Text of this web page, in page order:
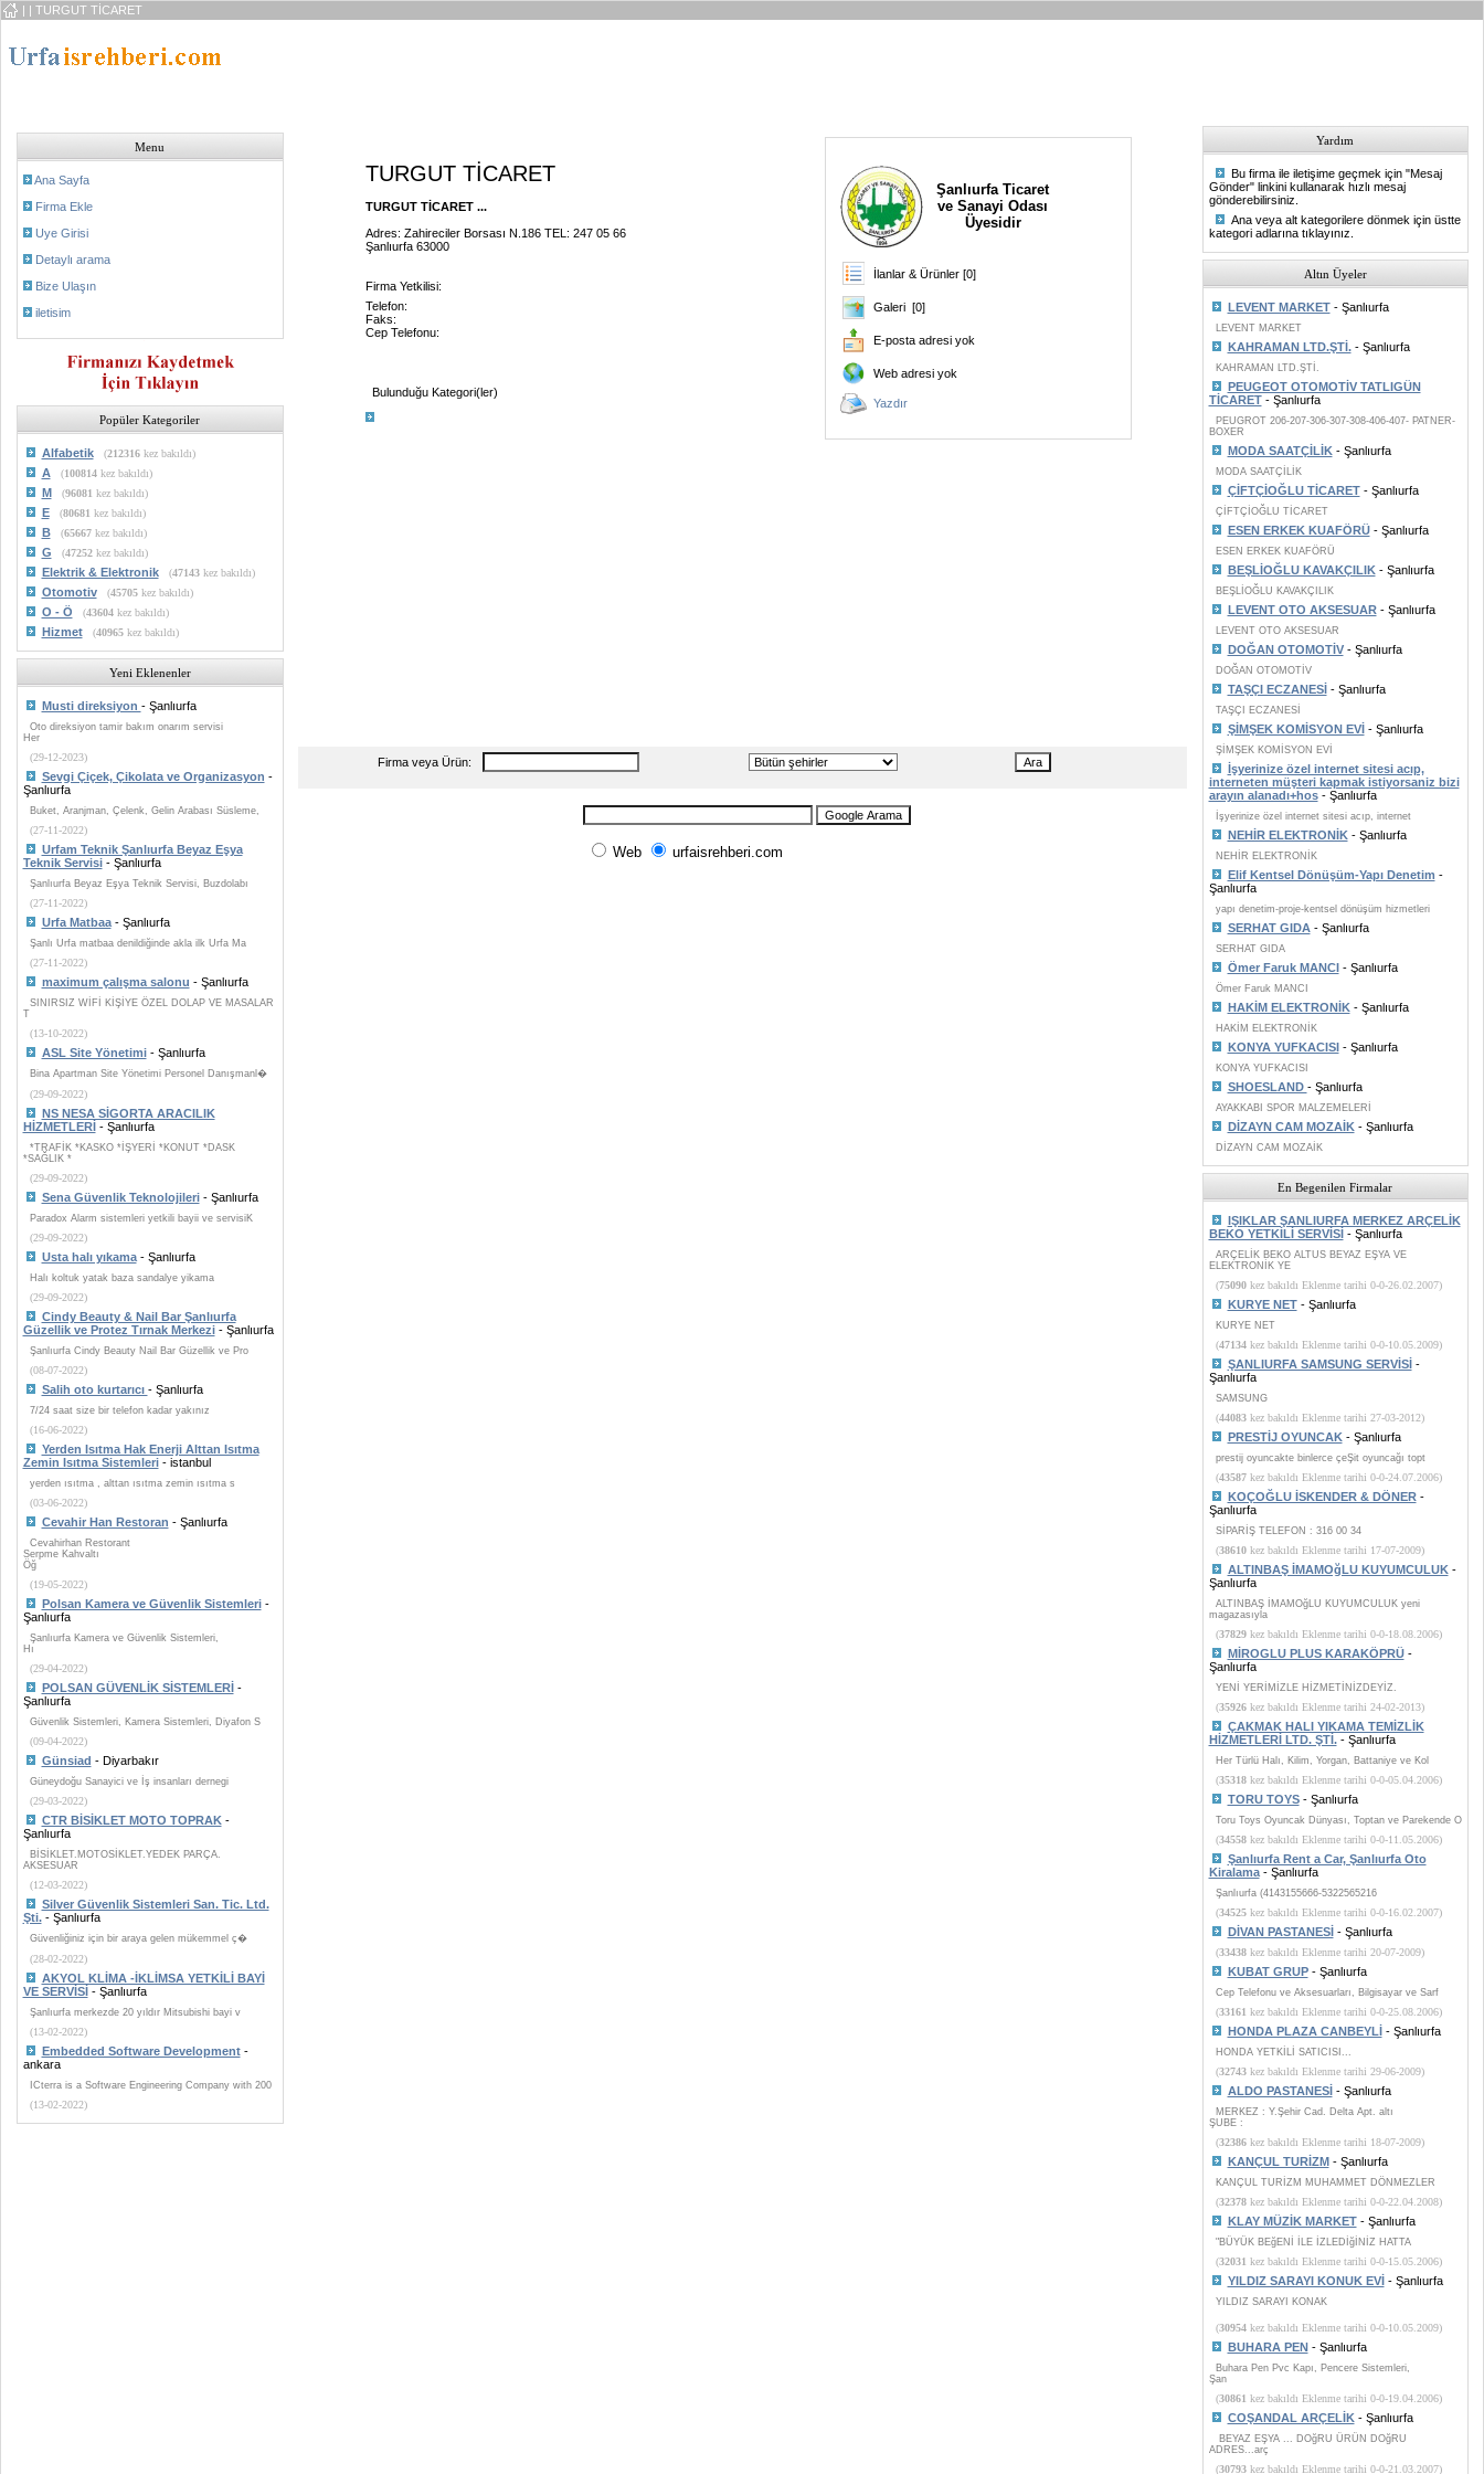
| | TURGUT TİCARET
Menu
Ana Sayfa
Firma Ekle
Uye Girisi
Detaylı arama
Bize Ulaşın
iletisim
Popüler Kategoriler
Alfabetik (212316kez bakıldı)
A (100814kez bakıldı)
M (96081 kez bakıldı)
E (80681 kez bakıldı)
B (65667kez bakıldı)
G (47252kez bakıldı)
Elektrik & Elektronik (47143kez bakıldı)
Otomotiv (45705kez bakıldı)
O - Ö (43604kez bakıldı)
Hizmet (40965kez bakıldı)
Yeni Eklenenler
Musti direksiyon - Şanlıurfa
Oto direksiyon tamir bakım onarım servisi
Her
(29-12-2023)
Sevgi Çiçek, Çikolata ve Organizasyon -
Şanlıurfa
Buket, Aranjman, Çelenk, Gelin Arabası Süsleme,
(27-11-2022)
Urfam Teknik Şanlıurfa Beyaz Eşya
Teknik Servisi- Şanlıurfa
Şanlıurfa Beyaz Eşya Teknik Servisi, Buzdolabı
(27-11-2022)
Urfa Matbaa- Şanlıurfa
Şanlı Urfa matbaa denildiğinde akla ilk Urfa Ma
(27-11-2022)
maximum çalışma salonu - Şanlıurfa
SINIRSIZ WİFİ KİŞİYE ÖZEL DOLAP VE MASALAR
T
(13-10-2022)
ASL Site Yönetimi- Şanlıurfa
Bina Apartman Site Yönetimi Personel Danışmanl�
(29-09-2022)
NS NESA SİGORTA ARACILIK
HİZMETLERİ- Şanlıurfa
*TRAFİK *KASKO *İŞYERİ *KONUT *DASK
*SAĞLIK *
(29-09-2022)
Sena Güvenlik Teknolojileri- Şanlıurfa
Paradox Alarm sistemleri yetkili bayii ve servisiK
(29-09-2022)
Usta halı yıkama- Şanlıurfa
Halı koltuk yatak baza sandalye yikama
(29-09-2022)
Cindy Beauty & Nail Bar Şanlıurfa
Güzellik ve Protez Tırnak Merkezi- Şanlıurfa
Şanlıurfa Cindy Beauty Nail Bar Güzellik ve Pro
(08-07-2022)
Salih oto kurtarıcı - Şanlıurfa
7/24 saat size bir telefon kadar yakınız
(16-06-2022)
Yerden Isıtma Hak Enerji Alttan Isıtma
Zemin Isıtma Sistemleri- istanbul
yerden ısıtma , alttan ısıtma zemin ısıtma s
(03-06-2022)
Cevahir Han Restoran - Şanlıurfa
Cevahirhan Restorant
Serpme Kahvaltı
Öğ
(19-05-2022)
Polsan Kamera ve Güvenlik Sistemleri-
Şanlıurfa
Şanlıurfa Kamera ve Güvenlik Sistemleri,
Hı
(29-04-2022)
POLSAN GÜVENLİK SİSTEMLERİ-
Şanlıurfa
Güvenlik Sistemleri, Kamera Sistemleri, Diyafon S
(09-04-2022)
Günsiad - Diyarbakır
Güneydoğu Sanayici ve İş insanları dernegi
(29-03-2022)
CTR BİSİKLET MOTO TOPRAK-
Şanlıurfa
BİSİKLET.MOTOSİKLET.YEDEK PARÇA.
AKSESUAR
(12-03-2022)
Silver Güvenlik Sistemleri San. Tic. Ltd.
Şti.- Şanlıurfa
Güvenliğiniz için bir araya gelen mükemmel ç�
(28-02-2022)
AKYOL KLİMA -İKLİMSA YETKİLİ BAYİ
VE SERVİSİ- Şanlıurfa
Şanlıurfa merkezde 20 yıldır Mitsubishi bayi v
(13-02-2022)
Embedded Software Development-
ankara
ICterra is a Software Engineering Company with 200
(13-02-2022)
TURGUT TİCARET
TURGUT TİCARET ...
Adres: Zahireciler Borsası N.186 TEL: 247 05 66
Şanlıurfa 63000
Firma Yetkilisi:
Telefon:
Faks:
Cep Telefonu:
Bulunduğu Kategori(ler)
Şanlıurfa Ticaret
ve Sanayi Odası
Üyesidir
İlanlar & Ürünler [0]
Galeri [0]
E-posta adresi yok
Web adresi yok
Yazdır
Firma veya Ürün:
Web urfaisrehberi.com
Yardım
Bu firma ile iletişime geçmek için "Mesaj
Gönder" linkini kullanarak hızlı mesaj
gönderebilirsiniz.
Ana veya alt kategorilere dönmek için üstte
kategori adlarına tıklayınız.
Altın Üyeler
LEVENT MARKET- Şanlıurfa
LEVENT MARKET
KAHRAMAN LTD.ŞTİ.- Şanlıurfa
KAHRAMAN LTD.ŞTİ.
PEUGEOT OTOMOTİV TATLIGÜN
TİCARET- Şanlıurfa
PEUGROT 206-207-306-307-308-406-407- PATNER-
BOXER
MODA SAATÇİLİK- Şanlıurfa
MODA SAATÇİLİK
ÇİFTÇİOĞLU TİCARET- Şanlıurfa
ÇİFTÇİOĞLU TİCARET
ESEN ERKEK KUAFÖRÜ- Şanlıurfa
ESEN ERKEK KUAFÖRÜ
BEŞLİOĞLU KAVAKÇILIK- Şanlıurfa
BEŞLİOĞLU KAVAKÇILIK
LEVENT OTO AKSESUAR- Şanlıurfa
LEVENT OTO AKSESUAR
DOĞAN OTOMOTİV- Şanlıurfa
DOĞAN OTOMOTİV
TAŞÇI ECZANESİ- Şanlıurfa
TAŞÇI ECZANESİ
ŞİMŞEK KOMİSYON EVİ- Şanlıurfa
ŞİMŞEK KOMİSYON EVİ
İşyerinize özel internet sitesi acıp,
interneten müşteri kapmak istiyorsaniz bizi
arayın alanadı+hos- Şanlıurfa
İşyerinize özel internet sitesi acıp, internet
NEHİR ELEKTRONİK- Şanlıurfa
NEHİR ELEKTRONİK
Elif Kentsel Dönüşüm-Yapı Denetim -
Şanlıurfa
yapı denetim-proje-kentsel dönüşüm hizmetleri
SERHAT GIDA - Şanlıurfa
SERHAT GIDA
Ömer Faruk MANCI- Şanlıurfa
Ömer Faruk MANCI
HAKİM ELEKTRONİK- Şanlıurfa
HAKİM ELEKTRONİK
KONYA YUFKACISI- Şanlıurfa
KONYA YUFKACISI
SHOESLAND - Şanlıurfa
AYAKKABI SPOR MALZEMELERİ
DİZAYN CAM MOZAİK- Şanlıurfa
DİZAYN CAM MOZAİK
En Begenilen Firmalar
IŞIKLAR ŞANLIURFA MERKEZ ARÇELİK
BEKO YETKİLİ SERVİSİ- Şanlıurfa
ARÇELİK BEKO ALTUS BEYAZ EŞYA VE
ELEKTRONİK YE
(75090kez bakıldı Eklenme tarihi 0-0-26.02.2007)
KURYE NET- Şanlıurfa
KURYE NET
(47134kez bakıldı Eklenme tarihi 0-0-10.05.2009)
ŞANLIURFA SAMSUNG SERVİSİ-
Şanlıurfa
SAMSUNG
(44083kez bakıldı Eklenme tarihi 27-03-2012)
PRESTİJ OYUNCAK- Şanlıurfa
prestij oyuncakte binlerce çeŞit oyuncağı topt
(43587kez bakıldı Eklenme tarihi 0-0-24.07.2006)
KOÇOĞLU İSKENDER & DÖNER-
Şanlıurfa
SİPARİŞ TELEFON : 316 00 34
(38610kez bakıldı Eklenme tarihi 17-07-2009)
ALTINBAŞ İMAMOğLU KUYUMCULUK-
Şanlıurfa
ALTINBAŞ İMAMOğLU KUYUMCULUK yeni
magazasıyla
(37829kez bakıldı Eklenme tarihi 0-0-18.08.2006)
MİROGLU PLUS KARAKÖPRÜ-
Şanlıurfa
YENİ YERİMİZLE HİZMETİNİZDEYİZ.
(35926kez bakıldı Eklenme tarihi 24-02-2013)
ÇAKMAK HALI YIKAMA TEMİZLİK
HİZMETLERİ LTD. ŞTİ.- Şanlıurfa
Her Türlü Halı, Kilim, Yorgan, Battaniye ve Kol
(35318kez bakıldı Eklenme tarihi 0-0-05.04.2006)
TORU TOYS- Şanlıurfa
Toru Toys Oyuncak Dünyası, Toptan ve Parekende O
(34558kez bakıldı Eklenme tarihi 0-0-11.05.2006)
Şanlıurfa Rent a Car, Şanlıurfa Oto
Kiralama- Şanlıurfa
Şanlıurfa (4143155666-5322565216
(34525kez bakıldı Eklenme tarihi 0-0-16.02.2007)
DİVAN PASTANESİ- Şanlıurfa
(33438kez bakıldı Eklenme tarihi 20-07-2009)
KUBAT GRUP- Şanlıurfa
Cep Telefonu ve Aksesuarları, Bilgisayar ve Sarf
(33161 kez bakıldı Eklenme tarihi 0-0-25.08.2006)
HONDA PLAZA CANBEYLİ- Şanlıurfa
HONDA YETKİLİ SATICISI...
(32743kez bakıldı Eklenme tarihi 29-06-2009)
ALDO PASTANESİ- Şanlıurfa
MERKEZ : Y.Şehir Cad. Delta Apt. altı
ŞUBE :
(32386kez bakıldı Eklenme tarihi 18-07-2009)
KANÇUL TURİZM- Şanlıurfa
KANÇUL TURİZM MUHAMMET DÖNMEZLER
(32378kez bakıldı Eklenme tarihi 0-0-22.04.2008)
KLAY MÜZİK MARKET- Şanlıurfa
"BÜYÜK BEğENİ İLE İZLEDİğİNİZ HATTA
(32031 kez bakıldı Eklenme tarihi 0-0-15.05.2006)
YILDIZ SARAYI KONUK EVİ- Şanlıurfa
YILDIZ SARAYI KONAK
(30954kez bakıldı Eklenme tarihi 0-0-10.05.2009)
BUHARA PEN- Şanlıurfa
Buhara Pen Pvc Kapı, Pencere Sistemleri,
Şan
(30861 kez bakıldı Eklenme tarihi 0-0-19.04.2006)
COŞANDAL ARÇELİK- Şanlıurfa
BEYAZ EŞYA ... DOğRU ÜRÜN DOğRU
ADRES...arç
(30793kez bakıldı Eklenme tarihi 0-0-21.03.2007)